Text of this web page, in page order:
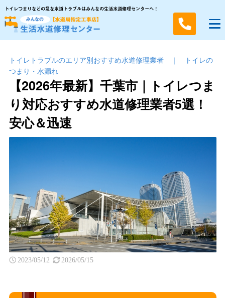
トイレつまりなどの急な水道トラブルはみんなの生活水道修理センターへ！
トイレトラブルのエリア別おすすめ水道修理業者｜
トイレの
つまり・⽔漏れ
【2026年最新】千葉市｜トイレつま
り対応おすすめ水道修理業者5選！
安心＆迅速
2023/05/12 2026/05/15